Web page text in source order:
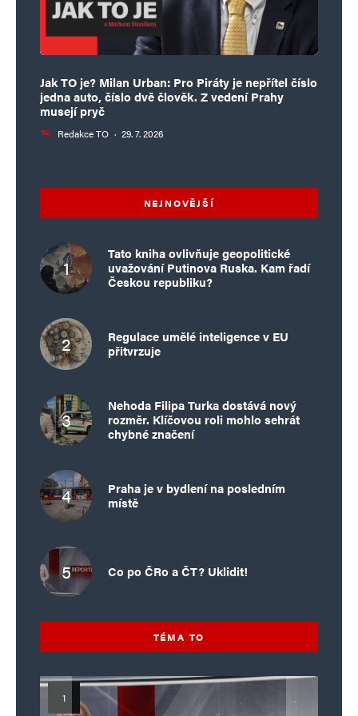
Jak TO je? Milan Urban: Pro Piráty je nepřítel číslo
jedna auto, číslo dvě člověk. Z vedení Prahy
musejí pryč
Redakce TO · 29. 7. 2026
NEJNOVĚJŠÍ
Tato kniha ovlivňuje geopolitické
uvažování Putinova Ruska. Kam řadí
Českou republiku?
Regulace umělé inteligence v EU
přitvrzuje
Nehoda Filipa Turka dostává nový
rozměr. Klíčovou roli mohlo sehrát
chybné značení
Praha je v bydlení na posledním
místě
Co po ČRo a ČT? Uklidit!
TÉMA TO